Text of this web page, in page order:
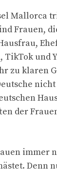
Mallorca
Frauen,
und
zu klaren
der
immer
Denn